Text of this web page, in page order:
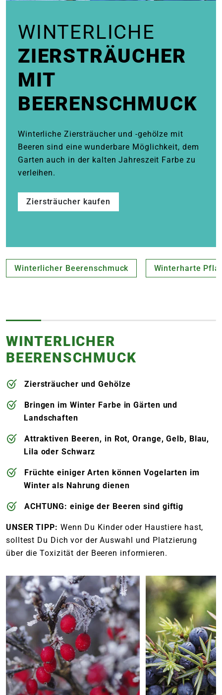
WINTERLICHE
ZIERSTRÄUCHER
MIT
BEERENSCHMUCK
Winterliche Ziersträucher und -gehölze mit
Beeren sind eine wunderbare Möglichkeit, dem
Garten auch in der kalten Jahreszeit Farbe zu
verleihen.
Ziersträucher kaufen
Winterlicher Beerenschmuck Winterharte
WINTERLICHER
BEERENSCHMUCK
Ziersträucher und Gehölze
Bringen im Winter Farbe in Gärten und
Landschaften
Attraktiven Beeren, in Rot, Orange, Gelb, Blau,
Lila oder Schwarz
Früchte einiger Arten können Vogelarten im
Winter als Nahrung dienen
ACHTUNG: einige der Beeren sind giftig
UNSER TIPP: Wenn Du Kinder oder Haustiere hast,
solltest Du Dich vor der Auswahl und Platzierung
über die Toxizität der Beeren informieren.